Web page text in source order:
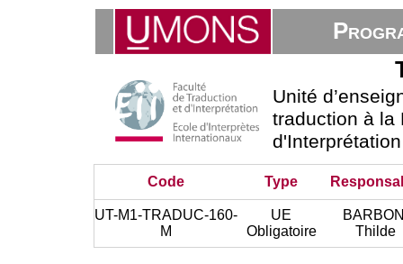
Unité
traduction à la
Code Type
UT-M1-TRADUC-160-
M
UE
Obligatoire
Thilde